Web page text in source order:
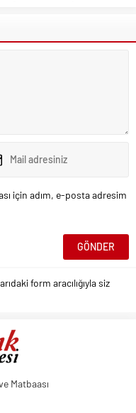
için adım, e-posta adresim
form aracılığıyla siz
Matbaası